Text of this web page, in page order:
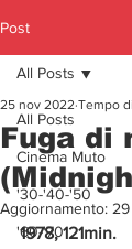
Post
All Posts
Cinema Muto
'30-'40-'50
'60-'70
All Posts
Fuga di
25 nov 2022 Tempo
Aggiornamento:
1978, 121min.